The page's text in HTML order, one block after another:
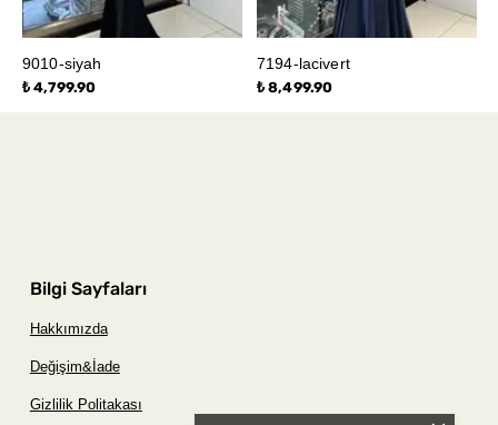
9010-siyah
₺ 4,799.90
7194-lacivert
₺ 8,499.90
Bilgi Sayfaları
Hakkımızda
Değişim&İade
Gizlilik Politakası